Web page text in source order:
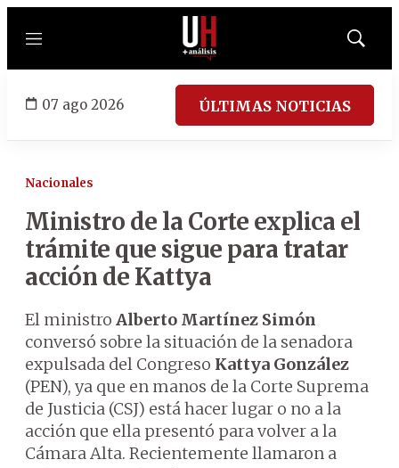
Menú
Mostrar
07 ago 2026 ÚLTIMAS NOTICIAS
Nacionales
Ministro de la Corte explica el
trámite que sigue para tratar
acción de Kattya
El ministro Alberto Martínez Simón
conversó sobre la situación de la senadora
expulsada del Congreso Kattya González
(PEN), ya que en manos de la Corte Suprema
de Justicia (CSJ) está hacer lugar o no a la
acción que ella presentó para volver a la
Cámara Alta. Recientemente llamaron a